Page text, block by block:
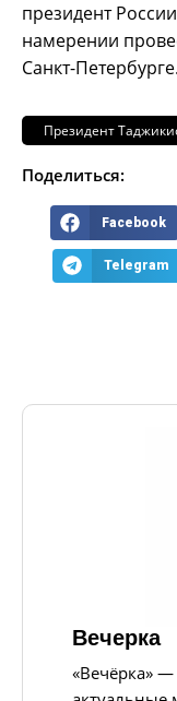
президент
намерении
Санкт-Петербурге.
Президент
Поделиться:
Facebook
Telegram
Вечерка
«Вечёрка» —